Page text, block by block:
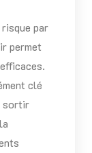
par
permet
clé
sortir